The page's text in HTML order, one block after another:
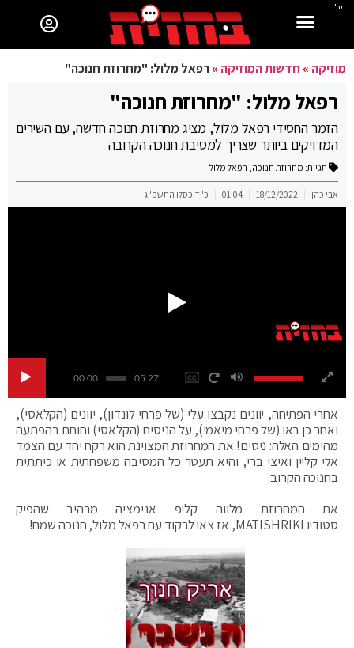
בס"ד
מוזיקה » חדשות המוזיקה »רפאל מלול: "מחרוזת חנוכה"
רפאל מלול: "מחרוזת חנוכה"
הזמר החסידי רפאל מלול, מציג מחרוזת חנוכה חדשה, עם השירים
המדויקים ביותר שצריך למסיבת חנוכה הקרובה
תגיות: מחרוזת חנוכה, רפאל מלול
אבי כהן 18/12/2022
01:04 כ"ד כסלו התשפ"ג
00:00 05:27
אחרי הפתיחה, יוונים נקבצו עלי (של פרחי לונדון), יוונים (הקלאסי),
ואחר כן באו (של פרחי מיאמי), על הניסים (הקלאסי) וחותם בהפתעה
מהימים האלה: ניסים! את המחרוזת המצוינת הוא רקח יחד עם הצמד
אלי קליין ואיצי ברי, והיא תעטר כל המסיבה משפחתית או כיתתית
בחנוכה הקרוב.
את המחרוזת מלווה קליפ אנימציה מרהיב שהפיק
סטודיו MATISHRIKI, אז צאו לרקוד עם רפאל מלול, חנוכה שמח!